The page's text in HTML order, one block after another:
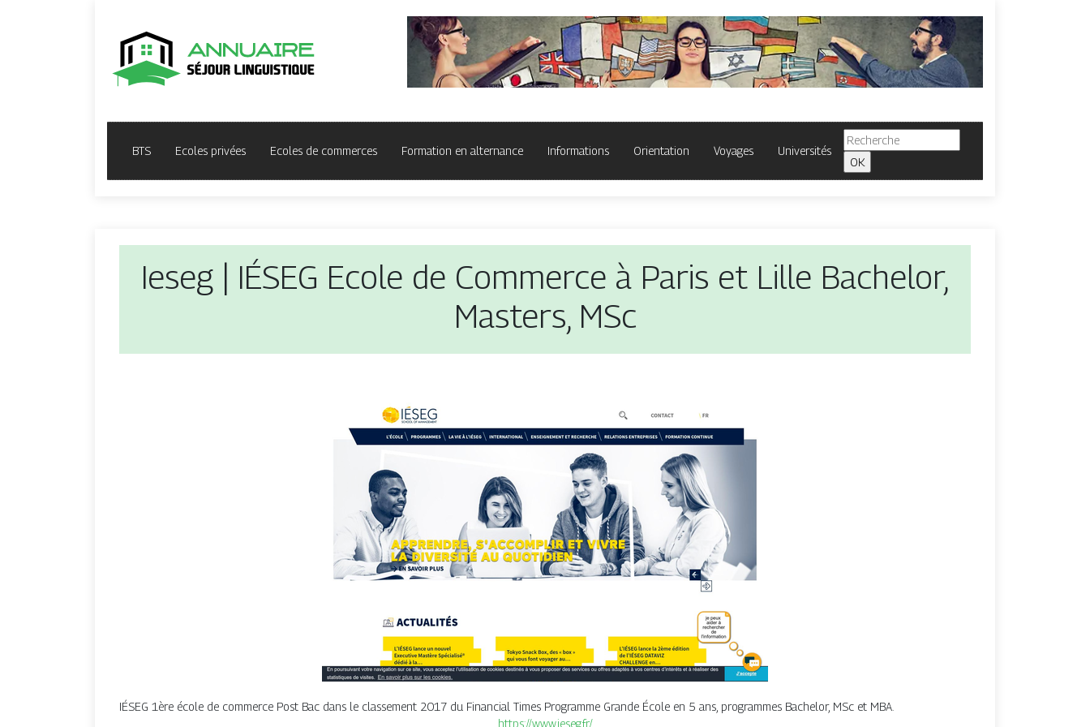
BTS Ecoles privées Ecoles de commerces Formation en alternance Informations Orientation Voyages Universités
Ieseg | IÉSEG Ecole de Commerce à Paris et Lille Bachelor,
Masters, MSc
IÉSEG 1ère école de commerce Post Bac dans le classement 2017 du Financial Times Programme Grande École en 5 ans, programmes Bachelor, MSc et MBA.
https://www.ieseg.fr/